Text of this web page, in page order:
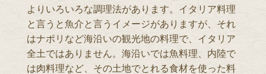
よりいろいろな調理法があります。イタリア料理
と言うと魚介と言うイメージがありますが、それ
はナポリなど海沿いの観光地の料理で、イタリア
全土ではありません。海沿いでは魚料理、内陸で
は肉料理など、その土地でとれる食材を使った料